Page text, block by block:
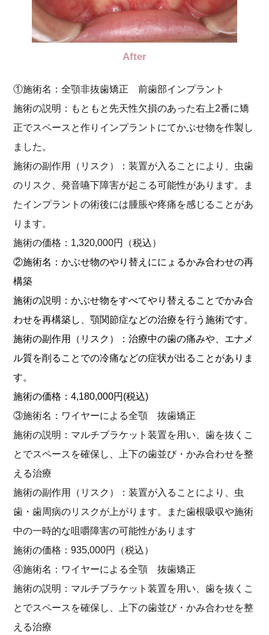
After
①施術名：全顎非抜歯矯正 前歯部インプラント
施術の説明：もともと先天性欠損のあった右上2番に矯
正でスペースと作りインプラントにてかぶせ物を作製し
ました。
施術の副作用（リスク）：装置が入ることにより、虫歯
のリスク、発音嚥下障害が起こる可能性があります。ま
たインプラントの術後には腫脹や疼痛を感じることがあ
ります。
施術の価格：1,320,000円
（税込）
②施術名：かぶせ物のやり替えににょるかみ合わせの再
構築
施術の説明：かぶせ物をすべてやり替えることでかみ合
わせを再構築し、顎関節症などの治療を行う施術です。
施術の副作用（リスク）：治療中の歯の痛みや、エナメ
ル質を削ることでの冷痛などの症状が出ることがありま
す。
施術の価格：4,180,000円(税込)
③施術名：ワイヤーによる全顎 抜歯矯正
施術の説明：マルチブラケット装置を用い、歯を抜くこ
とでスペースを確保し、上下の歯並び・かみ合わせを整
える治療
施術の副作用（リスク）：装置が入ることにより、虫
歯・歯周病のリスクが上がります。また歯根吸収や施術
中の一時的な咀嚼障害の可能性があります
施術の価格：935,000円
（税込）
④施術名：ワイヤーによる全顎 抜歯矯正
施術の説明：マルチブラケット装置を用い、歯を抜くこ
とでスペースを確保し、上下の歯並び・かみ合わせを整
える治療